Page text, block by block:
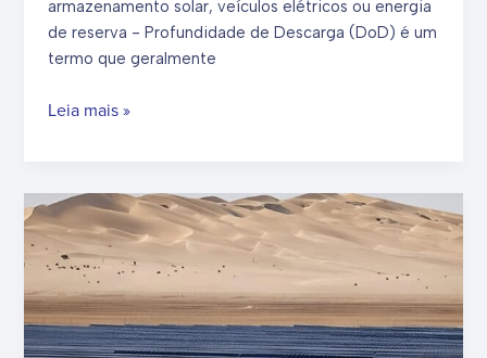
armazenamento solar, veículos elétricos ou energia
de reserva - Profundidade de Descarga (DoD) é um
termo que geralmente
Profundidade
explicada:
como
descarga
profunda
afeta
a
Leia mais »